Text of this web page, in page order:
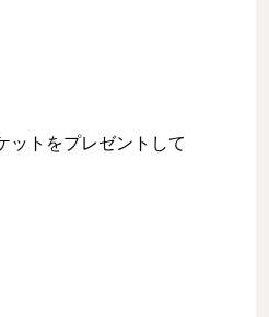
ットをプレゼントして